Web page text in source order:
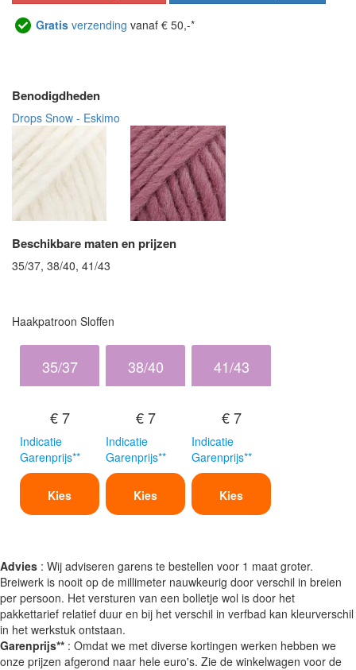
Gratis verzending vanaf € 50,-*
Benodigdheden
Drops Snow - Eskimo
Beschikbare maten en prijzen
35/37, 38/40, 41/43
Haakpatroon Sloffen
35/37
€ 7
Indicatie
Garenprijs**
Kies
38/40
€ 7
Indicatie
Garenprijs**
Kies
41/43
€ 7
Indicatie
Garenprijs**
Kies
Advies : Wij adviseren garens te bestellen voor 1 maat groter.
Breiwerk is nooit op de millimeter nauwkeurig door verschil in breien
per persoon. Het versturen van een bolletje wol is door het
pakkettarief relatief duur en bij het verschil in verfbad kan kleurverschil
in het werkstuk ontstaan.
Garenprijs** : Omdat we met diverse kortingen werken hebben we
onze prijzen afgerond naar hele euro's. Zie de winkelwagen voor de